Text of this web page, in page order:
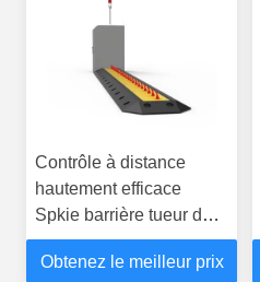
Contrôle à distance
hautement efficace
Spkie barrière tueur de
pneus répondre aux
besoins de tension du
Obtenez le meilleur prix